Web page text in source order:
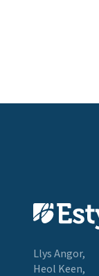
Llys Angor,
Heol Keen,